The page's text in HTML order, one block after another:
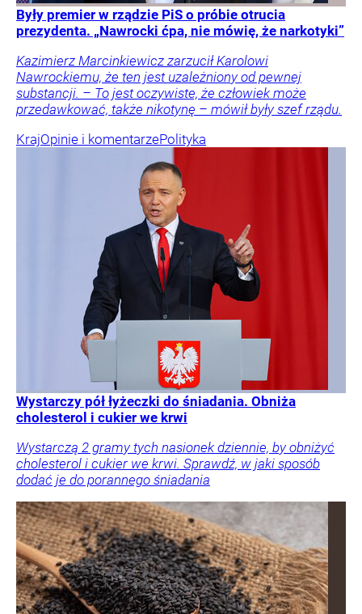
Były premier w rządzie PiS o próbie otrucia
prezydenta. „Nawrocki ćpa, nie mówię, że narkotyki”
Kazimierz Marcinkiewicz zarzucił Karolowi
Nawrockiemu, że ten jest uzależniony od pewnej
substancji. – To jest oczywiste, że człowiek może
przedawkować, także nikotynę – mówił były szef rządu.
KrajOpinie i komentarzePolityka
Wystarczy pół łyżeczki do śniadania. Obniża
cholesterol i cukier we krwi
Wystarczą 2 gramy tych nasionek dziennie, by obniżyć
cholesterol i cukier we krwi. Sprawdź, w jaki sposób
dodać je do porannego śniadania